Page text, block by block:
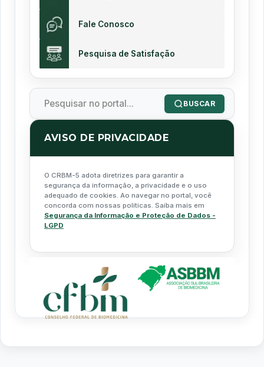
Fale Conosco
Pesquisa de Satisfação
BUSCAR
AVISO DE PRIVACIDADE
O CRBM-5 adota diretrizes para garantir a
segurança da informação, a privacidade e o uso
adequado de cookies. Ao navegar no portal, você
concorda com nossas políticas. Saiba mais em
Segurança da Informação e Proteção de Dados -
LGPD